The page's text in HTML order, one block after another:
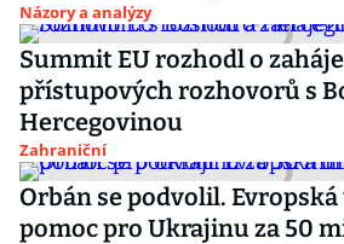
Názory a analýzy
Summit EU rozhodl o
přístupových rozhovorů s
Hercegovinou
Zahraniční
Orbán se podvolil.
pomoc pro Ukrajinu za 50